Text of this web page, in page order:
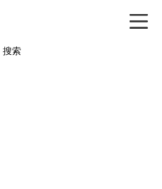
搜索